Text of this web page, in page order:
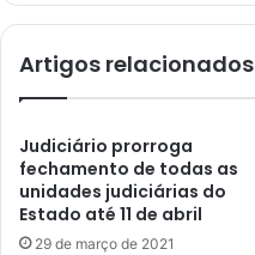
Artigos relacionados
Judiciário prorroga
fechamento de todas as
unidades judiciárias do
Estado até 11 de abril
29 de março de 2021